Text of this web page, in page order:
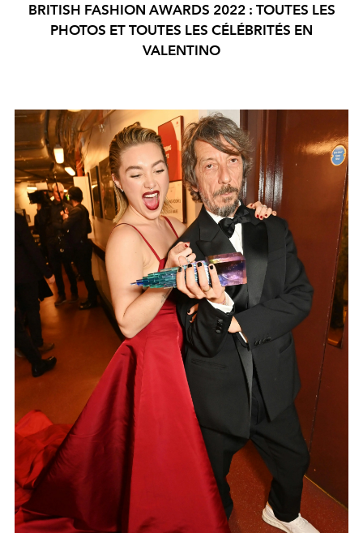
BRITISH FASHION AWARDS 2022 : TOUTES LES
PHOTOS ET TOUTES LES CÉLÉBRITÉS EN
VALENTINO